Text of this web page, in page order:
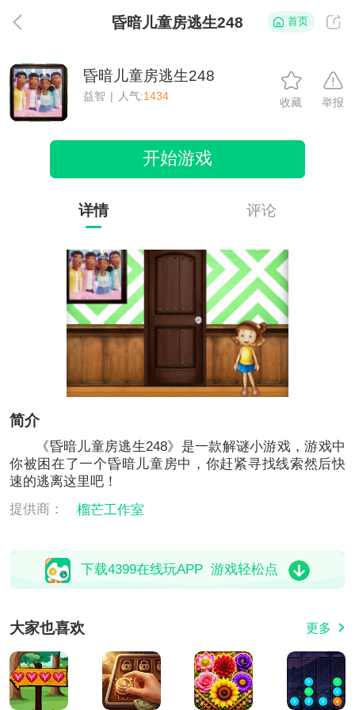
昏暗儿童房逃生248 首页
昏暗儿童房逃生248
益智 | 人气:1434 收藏 举报
开始游戏
详情 评论
简介
《昏暗儿童房逃生248》是一款解谜小游戏，游戏中
你被困在了一个昏暗儿童房中，你赶紧寻找线索然后快
速的逃离这里吧！
提供商：
榴芒工作室
下载4399在线玩APP 游戏轻松点
大家也喜欢 更多